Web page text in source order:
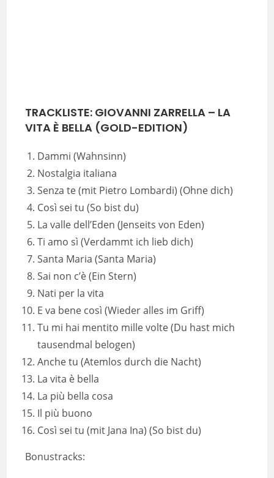
TRACKLISTE: GIOVANNI ZARRELLA – LA
VITA È BELLA (GOLD-EDITION)
Dammi (Wahnsinn)
Nostalgia italiana
Senza te (mit Pietro Lombardi) (Ohne dich)
Così sei tu (So bist du)
La valle dell’Eden (Jenseits von Eden)
Ti amo sì (Verdammt ich lieb dich)
Santa Maria (Santa Maria)
Sai non c’è (Ein Stern)
Nati per la vita
E va bene così (Wieder alles im Griff)
Tu mi hai mentito mille volte (Du hast mich
tausendmal belogen)
Anche tu (Atemlos durch die Nacht)
La vita è bella
La più bella cosa
Il più buono
Così sei tu (mit Jana Ina) (So bist du)
Bonustracks: